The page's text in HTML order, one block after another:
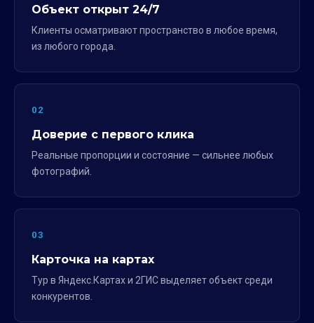
Объект открыт 24/7
Клиенты осматривают пространство в любое время,
из любого города.
02
Доверие с первого клика
Реальные пропорции и состояние — сильнее любых
фотографий.
03
Карточка на картах
Тур в Яндекс.Картах и 2ГИС выделяет объект среди
конкурентов.